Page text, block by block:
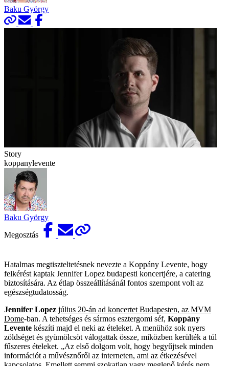
Baku György
Story
koppanylevente
Baku György
Megosztás
Hatalmas megtiszteltetésnek nevezte a Koppány Levente, hogy
felkérést kaptak Jennifer Lopez budapesti koncertjére, a catering
biztosítására. Az étlap összeállításánál fontos szempont volt az
egészségtudatosság.
Jennifer Lopez július 20-án ad koncertet Budapesten, az MVM
Dome-ban. A tehetséges és sármos esztergomi séf, Koppány
Levente készíti majd el neki az ételeket. A menühöz sok nyers
zöldséget és gyümölcsöt válogattak össze, miközben kerülték a túl
fűszeres ételeket. „Az első dolgom volt, hogy begyűjtsek minden
információt a művésznőről az interneten, ami az étkezésével